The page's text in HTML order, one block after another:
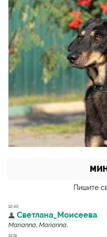
Пишите